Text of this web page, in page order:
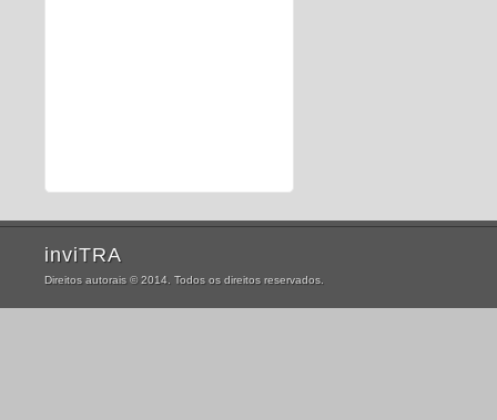
inviTRA
Direitos autorais © 2014. Todos os direitos reservados.